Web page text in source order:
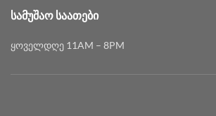
ᲡᲐᲛᲣᲨᲐᲝ ᲡᲐᲐᲗᲔᲑᲘ
ყოველდღე 11AM – 8PM